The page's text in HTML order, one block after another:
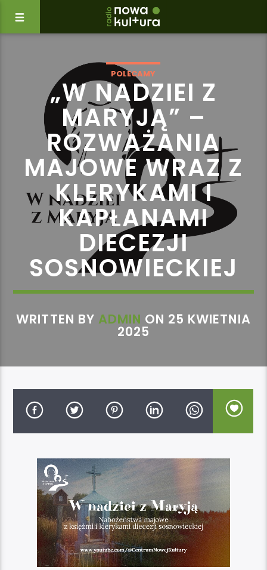
POLECAMY
„W NADZIEI Z
MARYJĄ” –
ROZWAŻANIA
MAJOWE WRAZ Z
KLERYKAMI I
KAPŁANAMI
DIECEZJI
SOSNOWIECKIEJ
WRITTEN BY ADMIN ON 25 KWIETNIA
2025